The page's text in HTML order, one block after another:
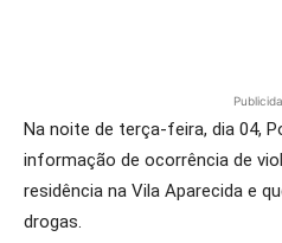
Na noite de terça-feira, dia 04,
informação de ocorrência de
residência na Vila Aparecida e
drogas.